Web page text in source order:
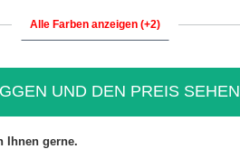
Alle Farben anzeigen (+2)
UND DEN PREIS SEHEN
Ihnen gerne.